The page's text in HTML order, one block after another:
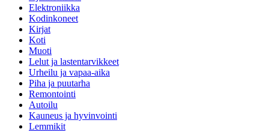
Elektroniikka
Kodinkoneet
Kirjat
Koti
Muoti
Lelut ja lastentarvikkeet
Urheilu ja vapaa-aika
Piha ja puutarha
Remontointi
Autoilu
Kauneus ja hyvinvointi
Lemmikit